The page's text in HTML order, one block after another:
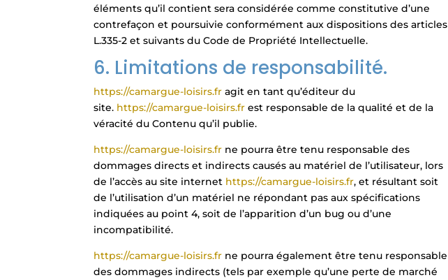
éléments qu’il contient sera considérée comme constitutive d’une
contrefaçon et poursuivie conformément aux dispositions des articles
L.335-2 et suivants du Code de Propriété Intellectuelle.
6. Limitations de responsabilité.
https://camargue-loisirs.fr agit en tant qu’éditeur du
site. https://camargue-loisirs.fr est responsable de la qualité et de la
véracité du Contenu qu’il publie.
https://camargue-loisirs.fr ne pourra être tenu responsable des
dommages directs et indirects causés au matériel de l’utilisateur, lors
de l’accès au site internet https://camargue-loisirs.fr, et résultant soit
de l’utilisation d’un matériel ne répondant pas aux spécifications
indiquées au point 4, soit de l’apparition d’un bug ou d’une
incompatibilité.
https://camargue-loisirs.fr ne pourra également être tenu responsable
des dommages indirects (tels par exemple qu’une perte de marché